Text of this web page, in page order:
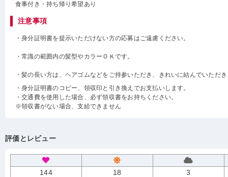
食事付き・持ち帰り希望あり
注意事項
・身分証明書を提示いただけない方の応募はご遠慮ください。
・常識の範囲内の髪型やカラーＯＫです。
・髪の長い方は、ヘアゴムなどをご持参いただき、きれいに結んでいただ
・身分証明書のコピー、領収印と引き換えでお支払いします。
・交通費を使用した場合、必ず領収書をお持ちください。
※領収書がない場合、支給できません
評価とレビュー
144 18 3